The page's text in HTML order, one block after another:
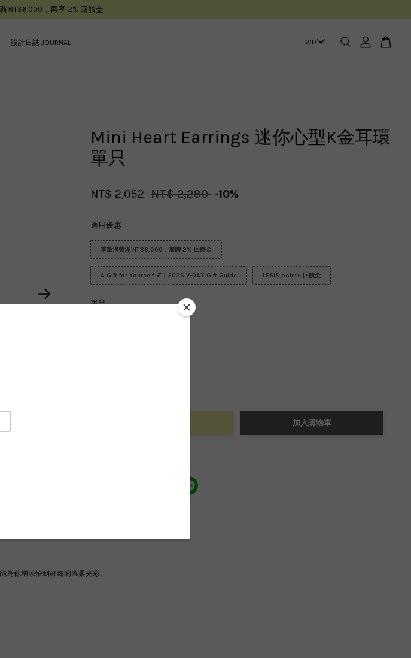
NT$6,000，再享 2% 回饋金
設計日誌 JOURNAL
Mini Heart Earrings 迷你心型K金耳環
單只
NT$ 2,052 NT$ 2,280 -10%
適用優惠
單筆消費滿 NT$6,000，加贈 2% 回饋金
A Gift for Yourself 💕｜2026 V-DAY Gift Guide LESIS points 回饋金
單只
加入購物車
你增添恰到好處的溫柔光彩。